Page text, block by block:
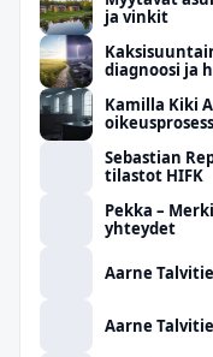
ja vinkit
diagnoosi ja
Kamilla Kiki
Sebastian
tilastot HIFK
Pekka –
yhteydet
Aarne
Aarne